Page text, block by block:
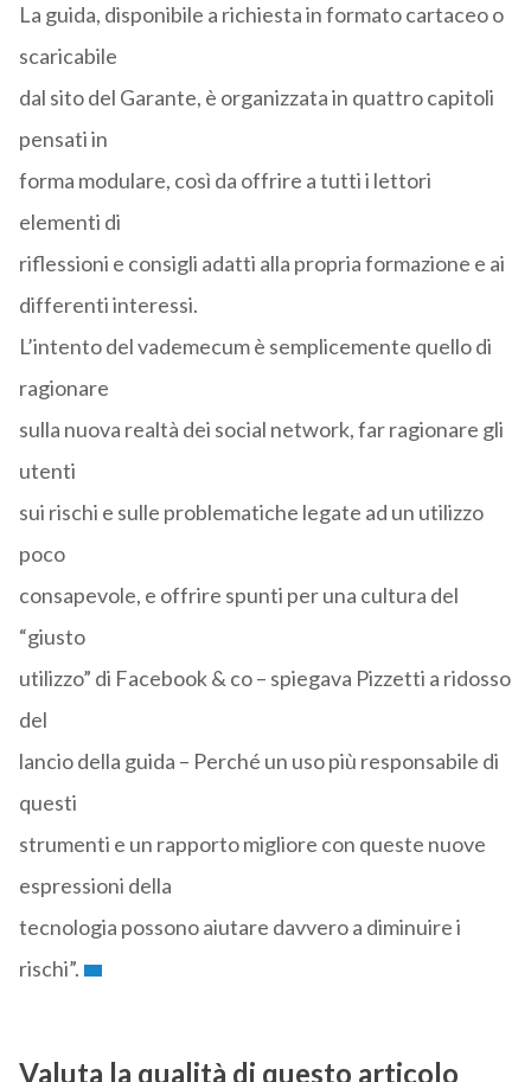
La guida, disponibile a richiesta in formato cartaceo o
scaricabile
dal sito del Garante, è organizzata in quattro capitoli
pensati in
forma modulare, così da offrire a tutti i lettori
elementi di
riflessioni e consigli adatti alla propria formazione e ai
differenti interessi.
L’intento del vademecum è semplicemente quello di
ragionare
sulla nuova realtà dei social network, far ragionare gli
utenti
sui rischi e sulle problematiche legate ad un utilizzo
poco
consapevole, e offrire spunti per una cultura del
“giusto
utilizzo” di Facebook & co – spiegava Pizzetti a ridosso
del
lancio della guida – Perché un uso più responsabile di
questi
strumenti e un rapporto migliore con queste nuove
espressioni della
tecnologia possono aiutare davvero a diminuire i
rischi”.
Valuta la qualità di questo articolo